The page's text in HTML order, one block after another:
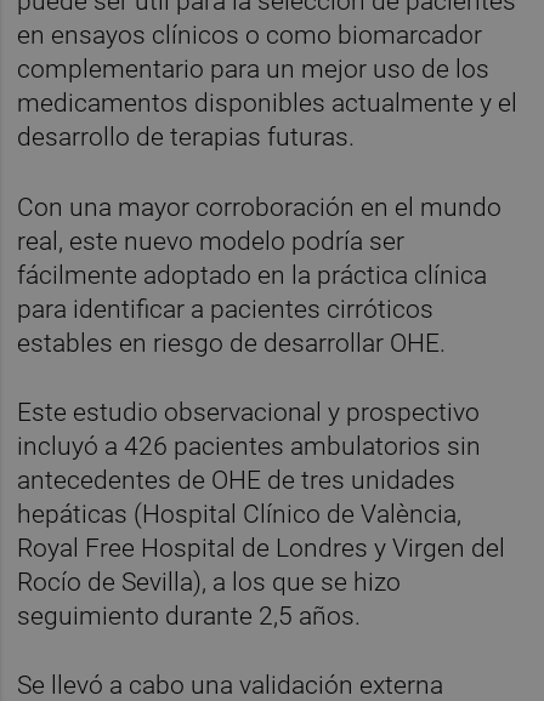
en ensayos clínicos o como biomarcador
complementario para un mejor uso de los
medicamentos disponibles actualmente y el
desarrollo de terapias futuras.
Con una mayor corroboración en el mundo
real, este nuevo modelo podría ser
fácilmente adoptado en la práctica clínica
para identificar a pacientes cirróticos
estables en riesgo de desarrollar OHE.
Este estudio observacional y prospectivo
incluyó a 426 pacientes ambulatorios sin
antecedentes de OHE de tres unidades
hepáticas (Hospital Clínico de València,
Royal Free Hospital de Londres y Virgen del
Rocío de Sevilla), a los que se hizo
seguimiento durante 2,5 años.
Se llevó a cabo una validación externa